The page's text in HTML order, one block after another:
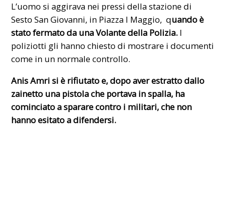
L’uomo si aggirava nei pressi della stazione di
Sesto San Giovanni, in Piazza I Maggio, quando è
stato fermato da una Volante della Polizia. I
poliziotti gli hanno chiesto di mostrare i documenti
come in un normale controllo.
Anis Amri si è rifiutato e, dopo aver estratto dallo
zainetto una pistola che portava in spalla, ha
cominciato a sparare contro i militari, che non
hanno esitato a difendersi.